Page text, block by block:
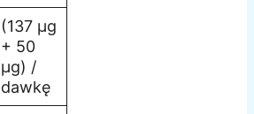
(137 µg
+ 50
µg) /
dawkę